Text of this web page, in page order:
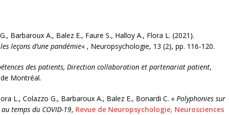
Barbaroux A., Balez E., Faure S., Halloy A., Flora L. (2021).
leçons d’une pandémie« , Neuropsychologie, 13 (2), pp. 116-120.
des patients, Direction collaboration et partenariat patient,
Montréal.
L., Colazzo G., Barbaroux A., Balez E., Bonardi C. « Polyphonies sur
temps du COVID-19, Revue de Neuropsychologie, Neurosciences